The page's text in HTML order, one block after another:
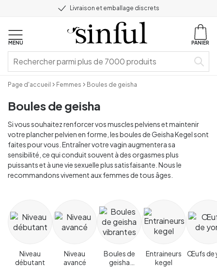
Livraison et emballage discrets
MENU PANIER
Page d'accueil Femmes Boules de geisha
Boules de geisha
Si vous souhaitez renforcer vos muscles pelviens et maintenir
votre plancher pelvien en forme, les boules de Geisha Kegel sont
faites pour vous. Entraîner votre vagin augmentera sa
sensibilité, ce qui conduit souvent à des orgasmes plus
puissants et à une vie sexuelle plus satisfaisante. Nous le
recommandons vivement aux femmes de tous âges.
Niveau
débutant
Niveau
avancé
Boules de
geisha
Entraineurs
kegel
Œufs de